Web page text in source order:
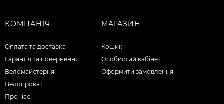
КОМПАНІЯ
Оплата та доставка
Гарантія та повернення
Веломайстерня
Велопрокат
Про нас
МАГАЗИН
Кошик
Особистий кабінет
Оформити замовлення